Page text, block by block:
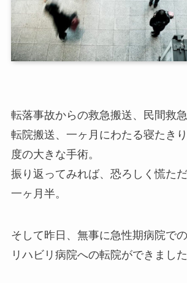
転落事故からの救急搬送、民間救
転院搬送、一ヶ月にわたる寝たき
度の大きな手術。
振り返ってみれば、恐ろしく慌た
一ヶ月半。
そして昨日、無事に急性期病院での
リハビリ病院への転院ができました